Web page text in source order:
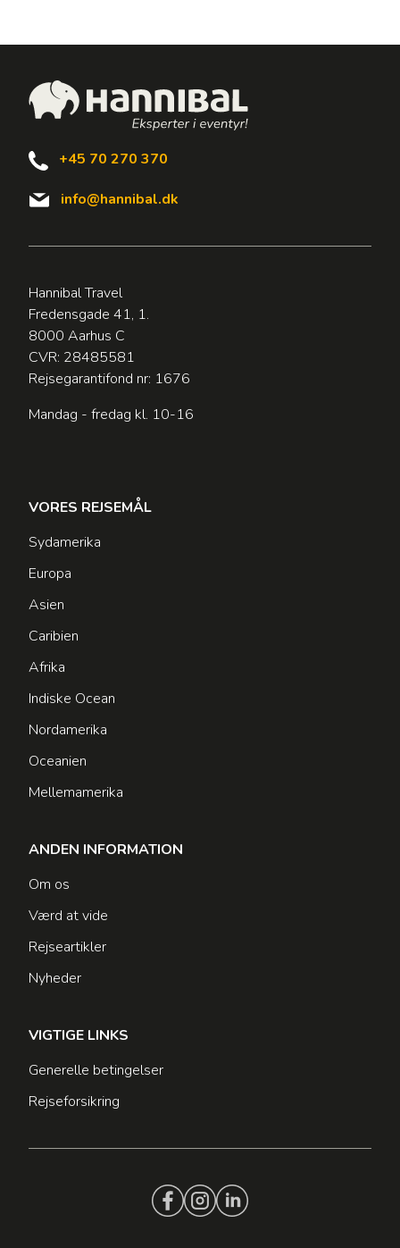
+45 70 270 370
info@hannibal.dk
Hannibal Travel
Fredensgade 41, 1.
8000 Aarhus C
CVR: 28485581
Rejsegarantifond nr: 1676
Mandag - fredag kl. 10-16
VORES REJSEMÅL
Sydamerika
Europa
Asien
Caribien
Afrika
Indiske Ocean
Nordamerika
Oceanien
Mellemamerika
ANDEN INFORMATION
Om os
Værd at vide
Rejseartikler
Nyheder
VIGTIGE LINKS
Generelle betingelser
Rejseforsikring